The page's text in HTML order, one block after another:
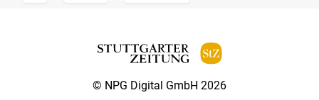
© NPG Digital GmbH 2026